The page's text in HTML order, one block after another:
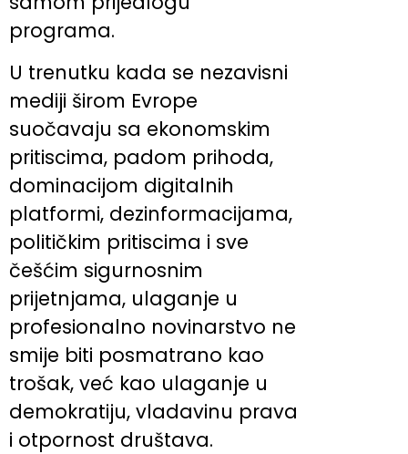
programa.
U trenutku kada se nezavisni
mediji širom Evrope
suočavaju sa ekonomskim
pritiscima, padom prihoda,
dominacijom digitalnih
platformi, dezinformacijama,
političkim pritiscima i sve
češćim sigurnosnim
prijetnjama, ulaganje u
profesionalno novinarstvo ne
smije biti posmatrano kao
trošak, već kao ulaganje u
demokratiju, vladavinu prava
i otpornost društava.